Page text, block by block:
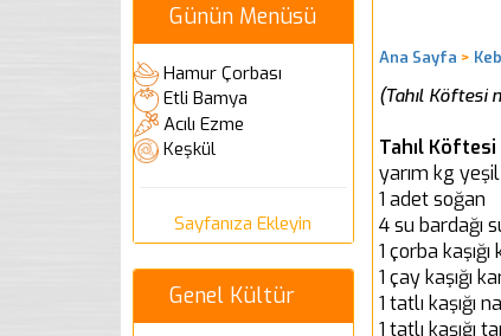
Ana Sayfa >
(Tahıl Köftesi
Tahıl
yarım kg
1 adet soğan
4 su bardağı
1 çorba kaşığı
1 çay kaşığı
1 tatlı kaşığı
1 tatlı kaşığı
Günün Menüsü
Hamur Çorbası
Etli Bamya
Acılı Ezme
Keşkül
Sayfanıza Ekleyin
Genel Kültür